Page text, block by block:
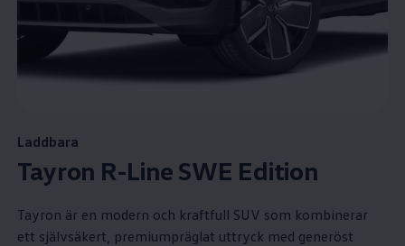
Laddbara
Tayron R-Line SWE Edition
Tayron är en modern och kraftfull SUV som kombinerar
ett självsäkert, premiumpräglat uttryck med generöst